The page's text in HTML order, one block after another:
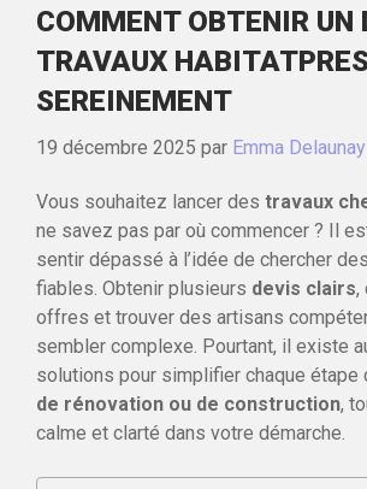
COMMENT OBTENIR UN
TRAVAUX
SEREINEMENT
19 décembre 2025 par Emma Delaunay
Vous souhaitez lancer des travaux
ne savez pas par où commencer ? Il
sentir dépassé à l’idée de chercher
fiables. Obtenir plusieurs devis clairs,
offres et trouver des artisans
sembler complexe. Pourtant, il existe
solutions pour simplifier chaque étape
de rénovation ou de construction,
calme et clarté dans votre démarche.